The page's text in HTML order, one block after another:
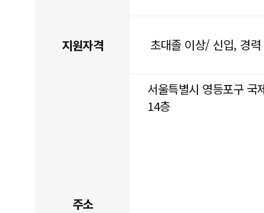
지원자격 초대졸 이상/ 신입, 경력
주소
서울특별시 영등포구 국
14층